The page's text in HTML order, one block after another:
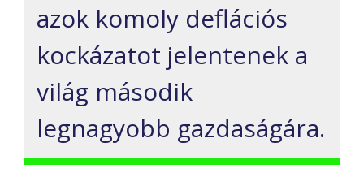
azok komoly deflációs
kockázatot jelentenek a
világ második
legnagyobb gazdaságára.